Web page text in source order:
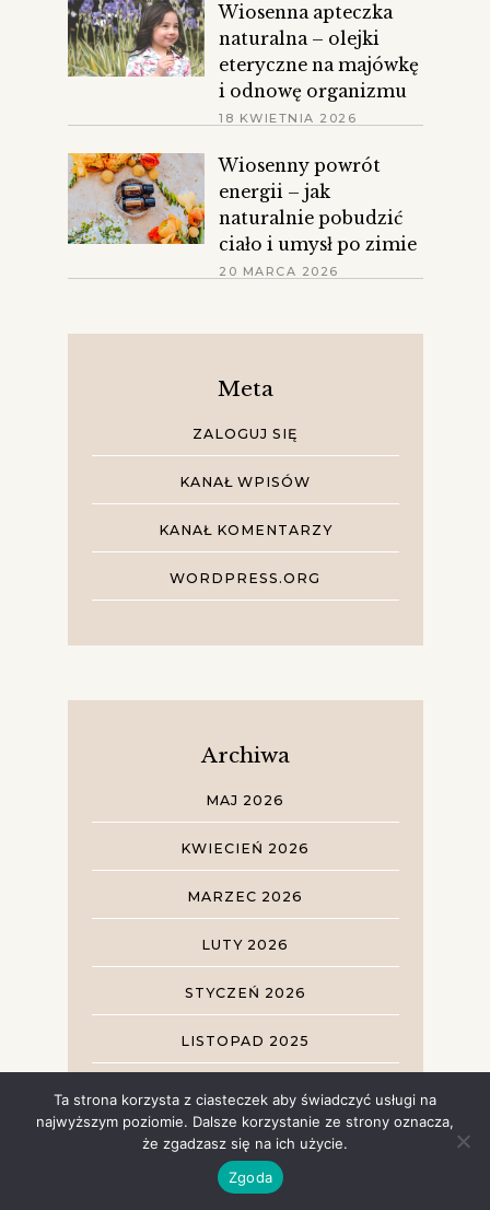
Wiosenna apteczka
naturalna – olejki
eteryczne na majówkę
i odnowę organizmu
18 KWIETNIA 2026
Wiosenny powrót
energii – jak
naturalnie pobudzić
ciało i umysł po zimie
20 MARCA 2026
Meta
ZALOGUJ SIĘ
KANAŁ WPISÓW
KANAŁ KOMENTARZY
WORDPRESS.ORG
Archiwa
MAJ 2026
KWIECIEŃ 2026
MARZEC 2026
LUTY 2026
STYCZEŃ 2026
LISTOPAD 2025
WRZESIEŃ 2025
STYCZEŃ 2022
Ta strona korzysta z ciasteczek aby świadczyć usługi na
najwyższym poziomie. Dalsze korzystanie ze strony oznacza,
że zgadzasz się na ich użycie.
Zgoda